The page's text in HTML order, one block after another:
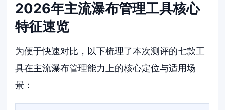
2026年主流瀑布管理工具核心
特征速览
为便于快速对比，以下梳理了本次测评的七款工
具在主流瀑布管理能力上的核心定位与适用场
景：